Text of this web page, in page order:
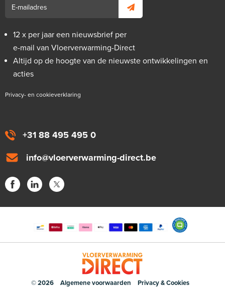
+31 88 495 495 0
info@vloerverwarming-direct.be
12 x per jaar een nieuwsbrief per
e-mail van Vloerverwarming-Direct
Altijd op de hoogte van de nieuwste ontwikkelingen en
acties
Privacy- en cookieverklaring
© 2026 Algemene voorwaarden Privacy & Cookies